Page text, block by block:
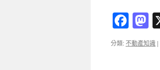
分類:不動產知識 |